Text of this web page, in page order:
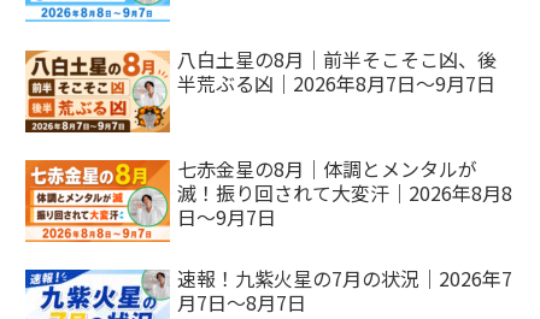
八白土星の8月｜前半そこそこ凶、後
半荒ぶる凶｜2026年8月7日～9月7日
七赤金星の8月｜体調とメンタルが
滅！振り回されて大変汗｜2026年8月8
日～9月7日
速報！九紫火星の7月の状況｜2026年7
月7日～8月7日